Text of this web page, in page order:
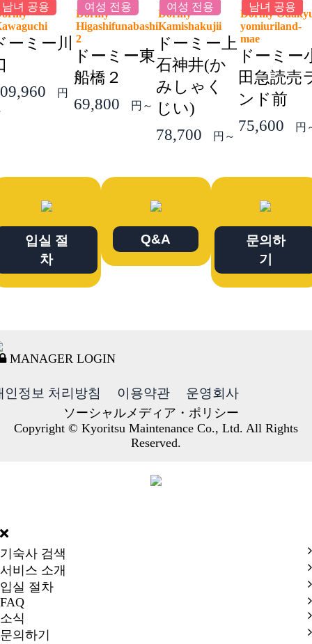
남녀 공용
ーミー川
円
여성 전용
Dormy
Higashifunabashi
2
ドーミー東
船橋２
69,800
円～
여성 전용
Dormy
Kamishakujii
ドーミー上
石神井(か
みしゃく
じい)
78,700
円～
남녀 공용
Dormy
yomiuriland-
mae
ドーミー
田急読売
ンド前
75,600
円
입실 절
차
Q&A
문의하
기
MANAGER LOGIN
인정보 처리방침 이용약관 운영회사
ソーシャルメディア・ポリシー
Copyright © Kyoritsu Maintenance Co., Ltd. All Rights
Reserved.
기숙사 검색
서비스 소개
입실 절차
FAQ
소식
문의하기